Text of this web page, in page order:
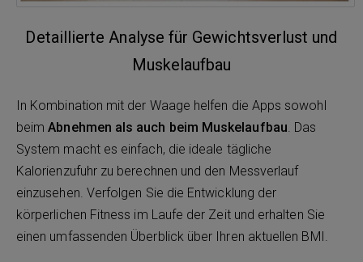
Detaillierte Analyse für Gewichtsverlust und
Muskelaufbau
In Kombination mit der Waage helfen die Apps sowohl
beimAbnehmen als auch beim Muskelaufbau . Das
System macht es einfach, die ideale tägliche
Kalorienzufuhr zu berechnen und den Messverlauf
einzusehen. Verfolgen Sie die Entwicklung der
körperlichen Fitness im Laufe der Zeit und erhalten Sie
einen umfassenden Überblick über Ihren aktuellen BMI.